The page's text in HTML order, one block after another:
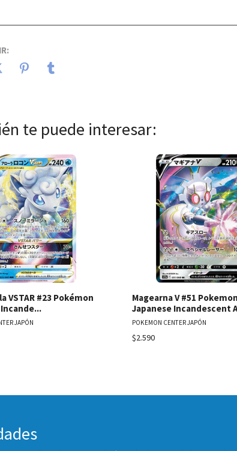
te puede interesar:
Ver detalles
VSTAR #23 Pokémon
JAPÓN
Ver
Magearna V #51 Pokemon
Japanese Incandescent
POKEMON CENTER JAPÓN
$2.590